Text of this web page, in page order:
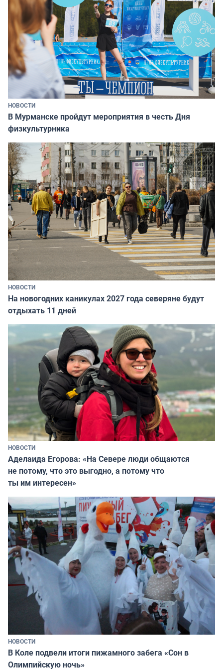
НОВОСТИ
В Мурманске пройдут мероприятия в честь Дня
физкультурника
НОВОСТИ
На новогодних каникулах 2027 года северяне будут
отдыхать 11 дней
НОВОСТИ
Аделаида Егорова: «На Севере люди общаются
не потому, что это выгодно, а потому что
ты им интересен»
НОВОСТИ
В Коле подвели итоги пижамного забега «Сон в
Олимпийскую ночь»